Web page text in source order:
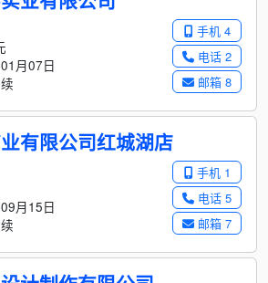
手机 4
电话 2
邮箱 8
月07日
有限公司红城湖店
手机 1
电话 5
邮箱 7
月15日